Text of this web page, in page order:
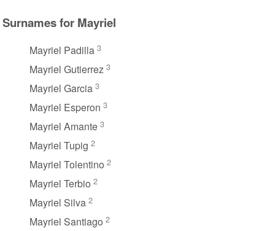
Surnames for Mayriel
Mayriel Padilla 3
Mayriel Gutierrez 3
Mayriel Garcia 3
Mayriel Esperon 3
Mayriel Amante 3
Mayriel Tupig 2
Mayriel Tolentino 2
Mayriel Terbio 2
Mayriel Silva 2
Mayriel Santiago 2